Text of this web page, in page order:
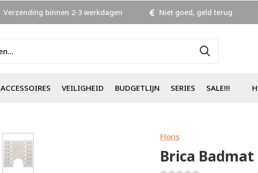
ACCESSOIRES VEILIGHEID BUDGETLIJN SERIES SALE!!!
Verzending binnen 2-3 werkdagen Niet goed, geld terug
Floris
Brica Badmat